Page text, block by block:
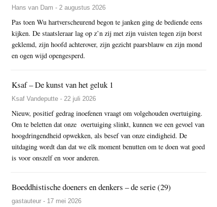
Hans van Dam - 2 augustus 2026
Pas toen Wu hartverscheurend begon te janken ging de bediende eens
kijken. De staatsleraar lag op z’n zij met zijn vuisten tegen zijn borst
geklemd, zijn hoofd achterover, zijn gezicht paarsblauw en zijn mond
en ogen wijd opengesperd.
Ksaf – De kunst van het geluk 1
Ksaf Vandeputte - 22 juli 2026
Nieuw, positief gedrag inoefenen vraagt om volgehouden overtuiging.
Om te beletten dat onze overtuiging slinkt, kunnen we een gevoel van
hoogdringendheid opwekken, als besef van onze eindigheid. De
uitdaging wordt dan dat we elk moment benutten om te doen wat goed
is voor onszelf en voor anderen.
Boeddhistische doeners en denkers – de serie (29)
gastauteur - 17 mei 2026